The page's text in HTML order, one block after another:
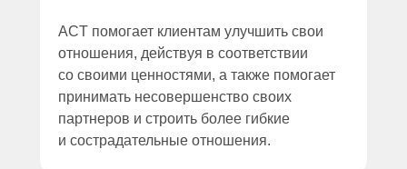
ACT помогает клиентам улучшить свои
отношения, действуя в соответствии
со своими ценностями, а также помогает
принимать несовершенство своих
партнеров и строить более гибкие
и сострадательные отношения.